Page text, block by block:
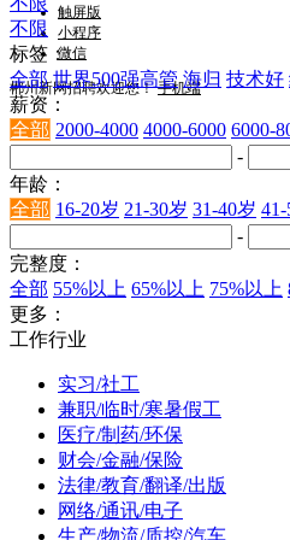
触屏版
小程序
微信
郴州新网招聘欢迎您！ 手机端
不限
标签：
全部 世界500强高管 海归 技术好
薪资：
全部 2000-4000 4000-6000 6000-
-
年龄：
全部 16-20岁 21-30岁 31-40岁
-
完整度：
全部 55%以上 65%以上 75%以上
更多：
工作行业
实习/社工
兼职/临时/寒暑假工
医疗/制药/环保
财会/金融/保险
法律/教育/翻译/出版
网络/通讯/电子
生产/物流/质控/汽车